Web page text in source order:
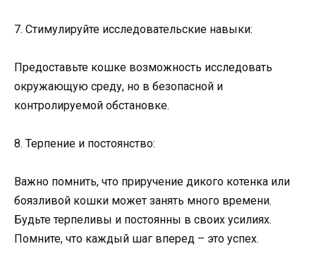
7. Стимулируйте исследовательские навыки:
Предоставьте кошке возможность исследовать
окружающую среду, но в безопасной и
контролируемой обстановке.
8. Терпение и постоянство:
Важно помнить, что приручение дикого котенка или
боязливой кошки может занять много времени.
Будьте терпеливы и постоянны в своих усилиях.
Помните, что каждый шаг вперед – это успех.